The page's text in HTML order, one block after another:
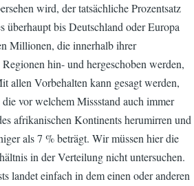
wird, der tatsächliche Prozentsatz
überhaupt bis Deutschland oder Europa
Millionen, die innerhalb ihrer
hin- und hergeschoben werden,
allen Vorbehalten kann gesagt werden,
die vor welchem Missstand auch immer
afrikanischen Kontinents herumirren und
als 7 % beträgt. Wir müssen hier die
in der Verteilung nicht untersuchen.
landet einfach in dem einen oder anderen